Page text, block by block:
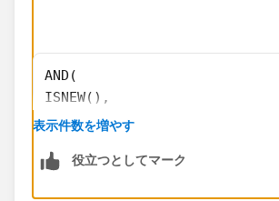
AND(
ISNEW(),
CASE(Type,
"Upsell" , 1 ,
表示件数を増やす
役立つとしてマーク